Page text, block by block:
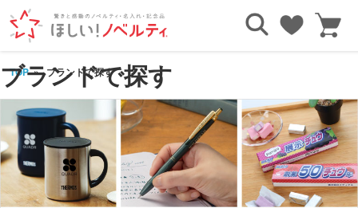
TOP ブランドで探す
ブランドで探す